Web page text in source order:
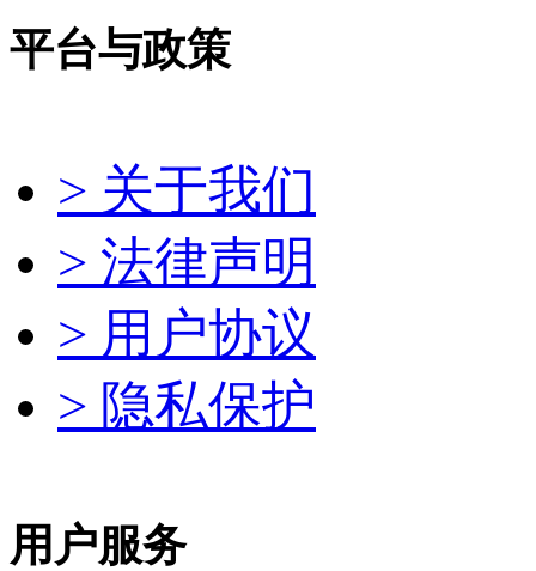
平台与政策
> 关于我们
> 法律声明
> 用户协议
> 隐私保护
用户服务